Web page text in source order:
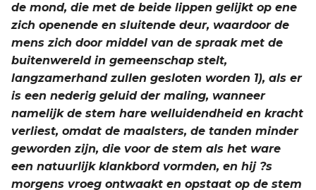
de mond, die met de beide lippen gelijkt op ene
zich openende en sluitende deur, waardoor de
mens zich door middel van de spraak met de
buitenwereld in gemeenschap stelt,
langzamerhand zullen gesloten worden 1), als er
is een nederig geluid der maling, wanneer
namelijk de stem hare welluidendheid en kracht
verliest, omdat de maalsters, de tanden minder
geworden zijn, die voor de stem als het ware
een natuurlijk klankbord vormden, en hij ?s
morgens vroeg ontwaakt en opstaat op de stem